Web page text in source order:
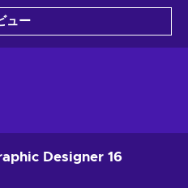
ュー
Designer 16